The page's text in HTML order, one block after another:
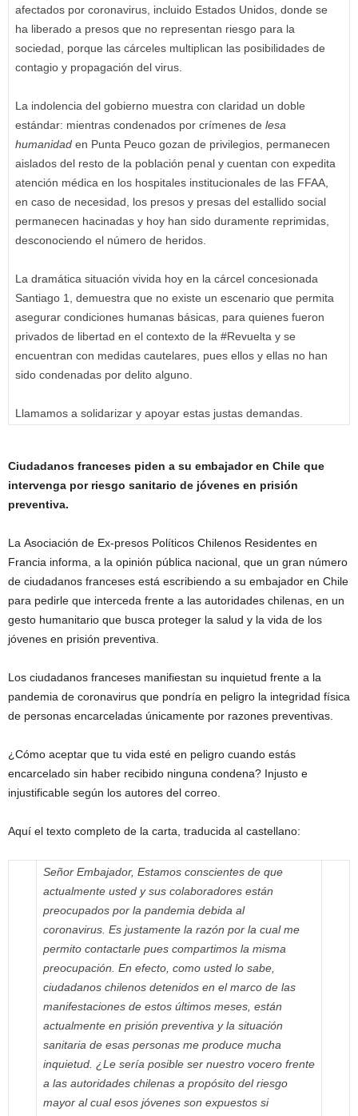
afectados por coronavirus, incluido Estados Unidos, donde se
ha liberado a presos que no representan riesgo para la
sociedad, porque las cárceles multiplican las posibilidades de
contagio y propagación del virus.
La indolencia del gobierno muestra con claridad un doble
estándar: mientras condenados por crímenes de lesa
humanidad en Punta Peuco gozan de privilegios, permanecen
aislados del resto de la población penal y cuentan con expedita
atención médica en los hospitales institucionales de las FFAA,
en caso de necesidad, los presos y presas del estallido social
permanecen hacinadas y hoy han sido duramente reprimidas,
desconociendo el número de heridos.
La dramática situación vivida hoy en la cárcel concesionada
Santiago 1, demuestra que no existe un escenario que permita
asegurar condiciones humanas básicas, para quienes fueron
privados de libertad en el contexto de la #Revuelta y se
encuentran con medidas cautelares, pues ellos y ellas no han
sido condenadas por delito alguno.
Llamamos a solidarizar y apoyar estas justas demandas.
Ciudadanos franceses piden a su embajador en Chile que
intervenga por riesgo sanitario de jóvenes en prisión
preventiva.
La Asociación de Ex-presos Políticos Chilenos Residentes en
Francia informa, a la opinión pública nacional, que un gran número
de ciudadanos franceses está escribiendo a su embajador en Chile
para pedirle que interceda frente a las autoridades chilenas, en un
gesto humanitario que busca proteger la salud y la vida de los
jóvenes en prisión preventiva.
Los ciudadanos franceses manifiestan su inquietud frente a la
pandemia de coronavirus que pondría en peligro la integridad física
de personas encarceladas únicamente por razones preventivas.
¿Cómo aceptar que tu vida esté en peligro cuando estás
encarcelado sin haber recibido ninguna condena? Injusto e
injustificable según los autores del correo.
Aquí el texto completo de la carta, traducida al castellano:
Señor Embajador, Estamos conscientes de que
actualmente usted y sus colaboradores están
preocupados por la pandemia debida al
coronavirus. Es justamente la razón por la cual me
permito contactarle pues compartimos la misma
preocupación. En efecto, como usted lo sabe,
ciudadanos chilenos detenidos en el marco de las
manifestaciones de estos últimos meses, están
actualmente en prisión preventiva y la situación
sanitaria de esas personas me produce mucha
inquietud. ¿Le sería posible ser nuestro vocero frente
a las autoridades chilenas a propósito del riesgo
mayor al cual esos jóvenes son expuestos si